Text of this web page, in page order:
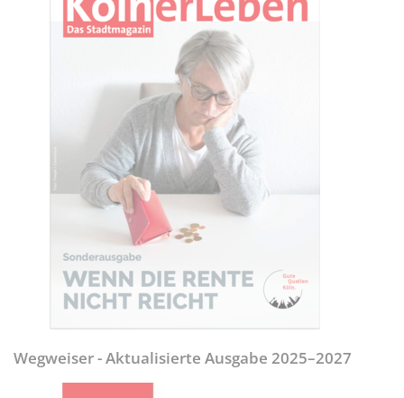
Wegweiser - Aktualisierte Ausgabe 2025–2027